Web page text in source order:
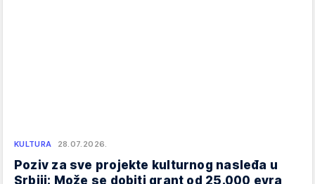
KULTURA 28.07.2026.
Poziv za sve projekte kulturnog nasleđa u
Srbiji: Može se dobiti grant od 25.000 evra